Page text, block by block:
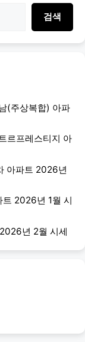
검색
(주상복합) 아파
르프레스티지 아
아파트 2026년
트 2026년 1월 시
년 2월 시세